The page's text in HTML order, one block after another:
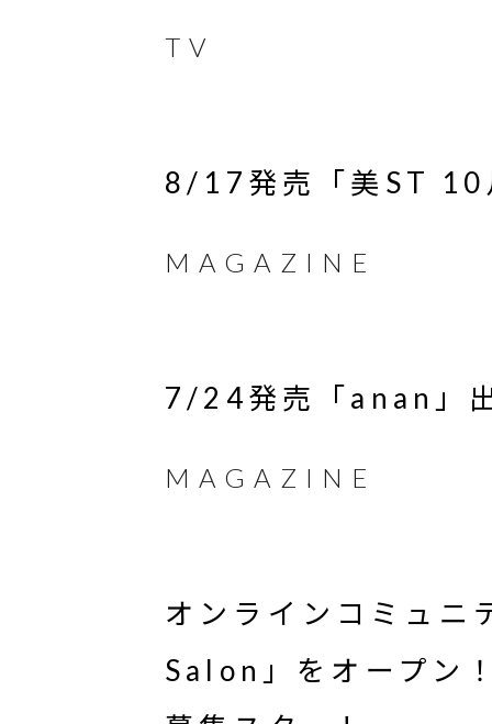
TV
8/17発売「美ST 10
MAGAZINE
7/24発売「anan」
MAGAZINE
オンラインコミュ
Salon」をオープン